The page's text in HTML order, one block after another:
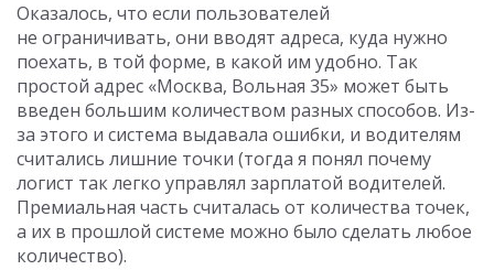
Оказалось, что если пользователей
не ограничивать, они вводят адреса, куда нужно
поехать, в той форме, в какой им удобно. Так
простой адрес «Москва, Вольная 35» может быть
введен большим количеством разных способов. Из-
за этого и система выдавала ошибки, и водителям
считались лишние точки (тогда я понял почему
логист так легко управлял зарплатой водителей.
Премиальная часть считалась от количества точек,
а их в прошлой системе можно было сделать любое
количество).